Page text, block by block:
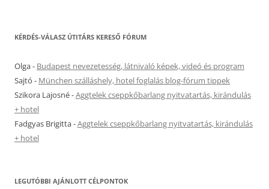
KÉRDÉS-VÁLASZ ÚTITÁRS KERESŐ FÓRUM
Olga- Budapest nevezetesség, látnivaló képek, videó és program
Sajtó - München szálláshely, hotel foglalás blog-fórum tippek
Szikora Lajosné-Aggtelek cseppkőbarlang nyitvatartás, kirándulás
+ hotel
Fadgyas Brigitta-Aggtelek cseppkőbarlang nyitvatartás, kirándulás
+ hotel
LEGUTÓBBI AJÁNLOTT CÉLPONTOK